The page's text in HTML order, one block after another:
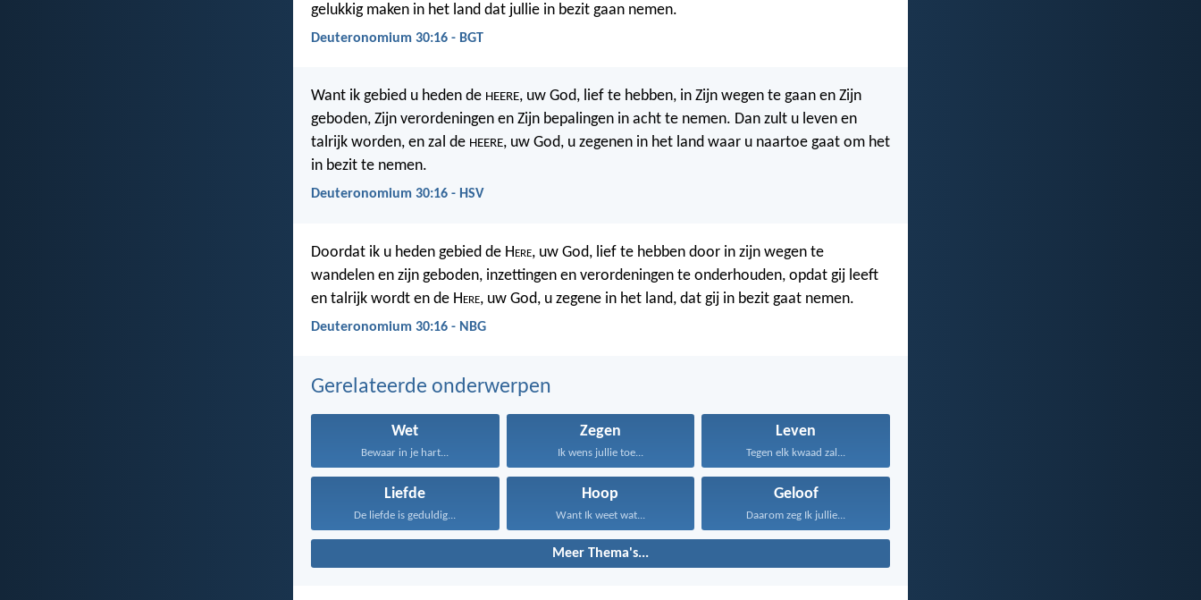
gelukkig maken in het land dat jullie in bezit gaan nemen.
Deuteronomium 30:16 - BGT
Want ik gebied u heden de HEERE, uw God, lief te hebben, in Zijn wegen te gaan en Zijn
geboden, Zijn verordeningen en Zijn bepalingen in acht te nemen. Dan zult u leven en
talrijk worden, en zal de HEERE, uw God, u zegenen in het land waar u naartoe gaat om het
in bezit te nemen.
Deuteronomium 30:16 - HSV
Doordat ik u heden gebied de Here, uw God, lief te hebben door in zijn wegen te
wandelen en zijn geboden, inzettingen en verordeningen te onderhouden, opdat gij leeft
en talrijk wordt en de Here, uw God, u zegene in het land, dat gij in bezit gaat nemen.
Deuteronomium 30:16 - NBG
Gerelateerde onderwerpen
Wet
Bewaar in je hart...
Zegen
Ik wens jullie toe...
Leven
Tegen elk kwaad zal...
Liefde
De liefde is geduldig...
Hoop
Want Ik weet wat...
Geloof
Daarom zeg Ik jullie...
Meer Thema's...